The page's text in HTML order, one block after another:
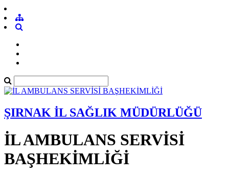
ŞIRNAK İL SAĞLIK MÜDÜRLÜĞÜ
İL AMBULANS SERVİSİ
BAŞHEKİMLİĞİ